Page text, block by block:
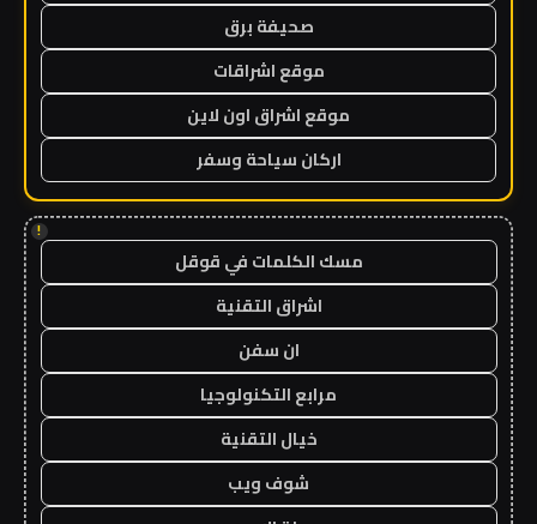
صحيفة برق
موقع اشراقات
موقع اشراق اون لاين
اركان سياحة وسفر
!
مسك الكلمات في قوقل
اشراق التقنية
ان سفن
مرابع التكنولوجيا
خيال التقنية
شوف ويب